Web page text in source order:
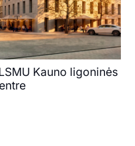
Kauno ligoninės